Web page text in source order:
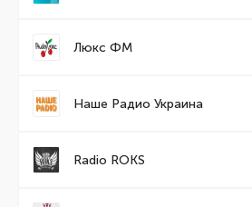
Люкс ФМ
Наше Радио Украина
Radio ROKS